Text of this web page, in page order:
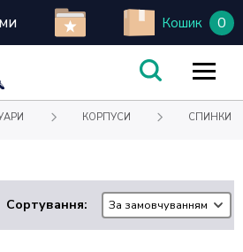
Кошик 0
КОРПУСИ СПИНКИ
Сортування: За замовчуванням